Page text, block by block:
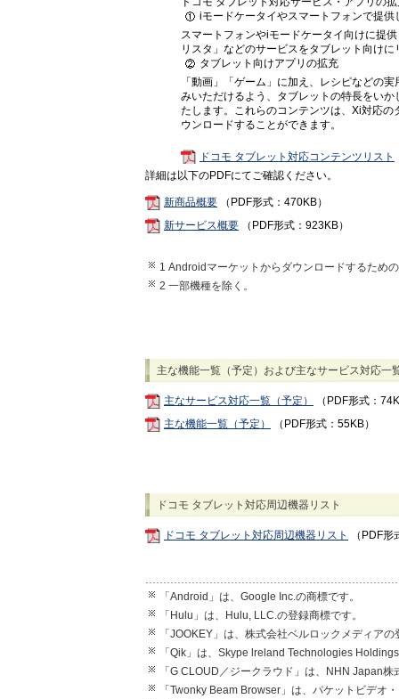
iモードケータイやスマートフォンで提
スマートフォンやiモードケータイ向けに提
リスタ」などのサービスをタブレット向け
タブレット向けアプリの拡充
「動画」「ゲーム」に加え、レシピなどの
みいただけるよう、タブレットの特長をい
たします。これらのコンテンツは、Xi対応
ウンロードすることができます。
ドコモ タブレット対応コンテンツリスト
詳細は以下のPDFにてご確認ください。
新商品概要 （PDF形式：470KB）
新サービス概要 （PDF形式：923KB）
1 Androidマーケットからダウンロードするため
2 一部機種を除く。
主な機能一覧（予定）および主なサービス対応一
主なサービス対応一覧（予定）
（PDF形式：
主な機能一覧（予定）
（PDF形式：55KB）
ドコモ タブレット対応周辺機器リスト
ドコモ タブレット対応周辺機器リスト （PDF形
「Android」は、Google Inc.の商標です。
「Hulu」は、Hulu, LLC.の登録商標です。
「JOOKEY」は、株式会社ベルロックメディア
「Qik」は、Skype lreland Technologies
「G CLOUD／ジークラウド」は、NHN Japan
「Twonky Beam Browser」は、パケットビデオ